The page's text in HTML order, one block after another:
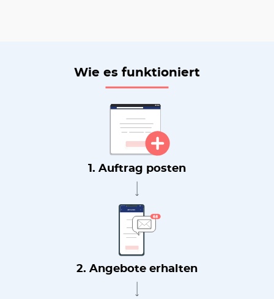
Wie es funktioniert
1. Auftrag posten
2. Angebote erhalten